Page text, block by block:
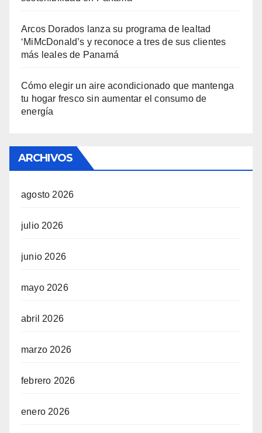
Arcos Dorados lanza su programa de lealtad
‘MiMcDonald’s y reconoce a tres de sus clientes
más leales de Panamá
Cómo elegir un aire acondicionado que mantenga
tu hogar fresco sin aumentar el consumo de
energía
ARCHIVOS
agosto 2026
julio 2026
junio 2026
mayo 2026
abril 2026
marzo 2026
febrero 2026
enero 2026